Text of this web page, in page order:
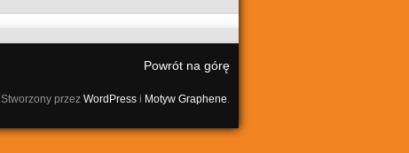
Powrót na górę
Stworzony przez WordPress i Motyw Graphene